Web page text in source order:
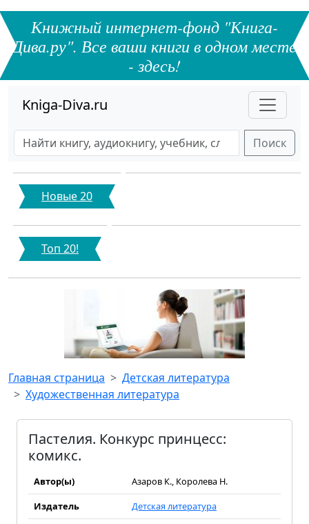
Книжный интернет-фонд "Книга-
Дива.ру". Все ваши книги в одном месте
- здесь!
Kniga-Diva.ru
Поиск
Новые 20
Топ 20!
Главная страница
Детская литература
Художественная литература
Пастелия. Конкурс принцесс:
комикс.
Автор(ы)
Азаров К., Королева Н.
Издатель
Детская литература